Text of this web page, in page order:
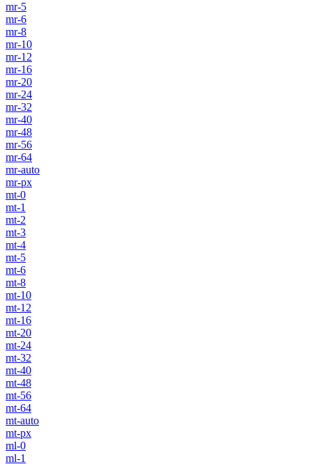
mr-5
mr-6
mr-8
mr-10
mr-12
mr-16
mr-20
mr-24
mr-32
mr-40
mr-48
mr-56
mr-64
mr-auto
mr-px
mt-0
mt-1
mt-2
mt-3
mt-4
mt-5
mt-6
mt-8
mt-10
mt-12
mt-16
mt-20
mt-24
mt-32
mt-40
mt-48
mt-56
mt-64
mt-auto
mt-px
ml-0
ml-1